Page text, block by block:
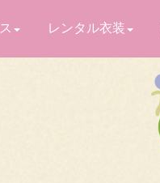
レンタル衣装